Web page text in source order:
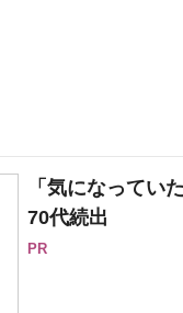
「気になってい
70代続出
PR